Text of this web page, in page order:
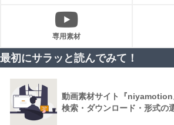
専用素材
最初にサラッと読んでみて！
動画素材サイト『niyamotion
検索・ダウンロード・形式の